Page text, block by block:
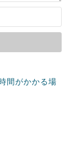
間がかかる場